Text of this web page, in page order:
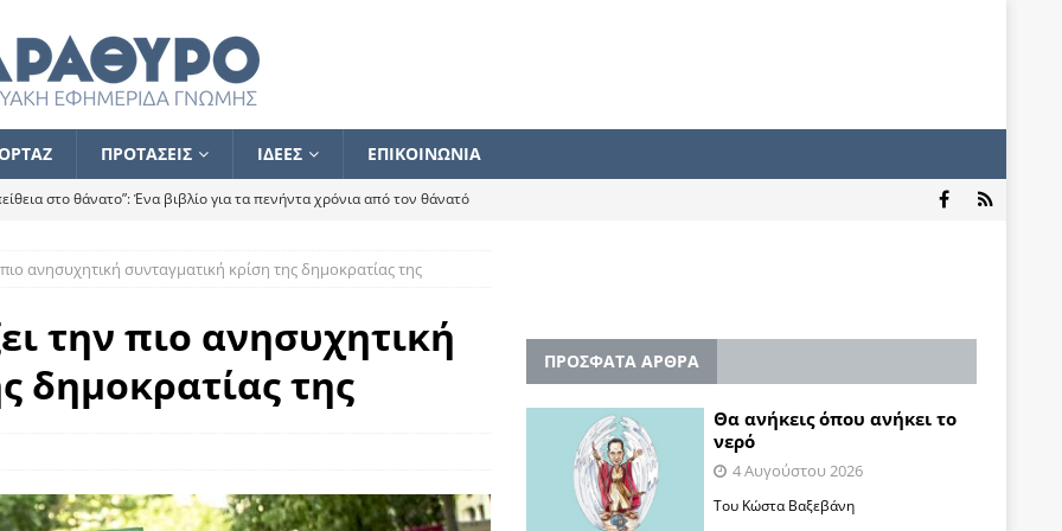
ΠΡΟΤΑΣΕΙΣ ΙΔΕΕΣ ΕΠΙΚΟΙΝΩΝΙΑ
στο θάνατο”: Ένα βιβλίο για τα πενήντα χρόνια από τον θάνατό
ποιος κοροϊδεύει ποιον Αλέξη
ΑΝΑΓΝΩΣΕΙΣ
ισχυρίστηκα ότι δεν υπάρχει παρακολούθηση και κέντρο το οποίο
θερμά όσους σπεύδουν να το ενισχύσουν – Συνεχίζουμε
των εκλογών
ΑΝΑΓΝΩΣΕΙΣ
ανησυχητική συνταγματική κρίση της δημοκρατίας της
την πιο ανησυχητική
δημοκρατίας της
ΠΡΟΣΦΑΤΑ ΑΡΘΡΑ
Θα ανήκεις όπου ανήκει το
νερό
4 Αυγούστου 2026
Του Κώστα Βαξεβάνη